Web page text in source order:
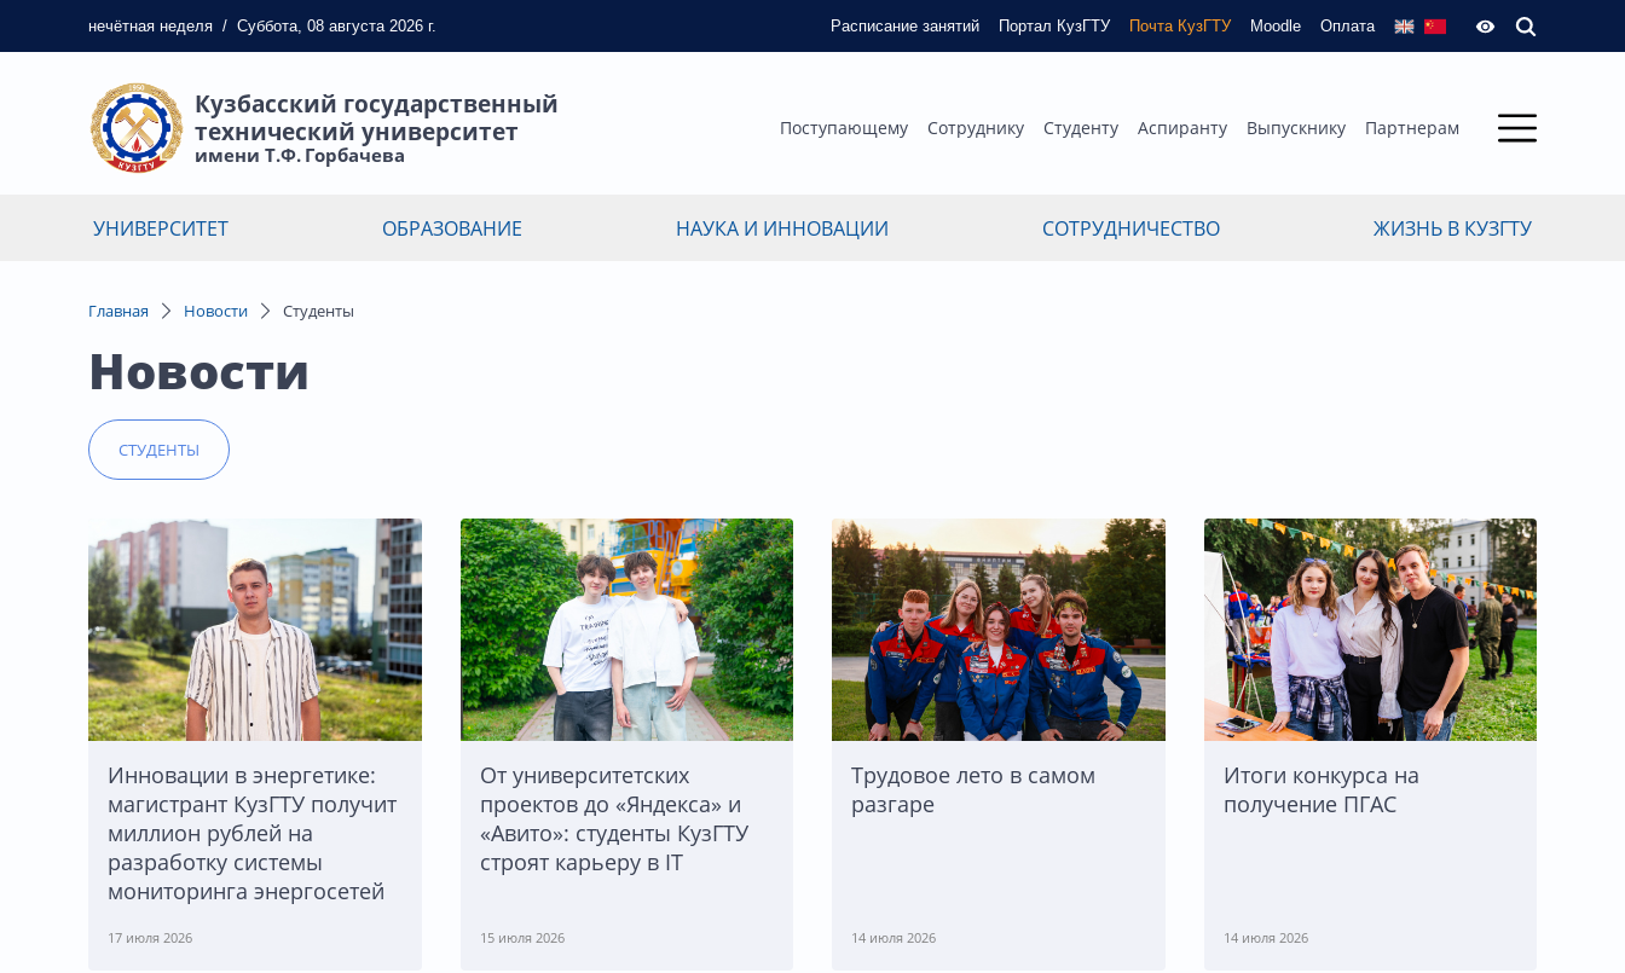
нечётная неделя / Суббота, 08 августа 2026 г. Расписание занятий Портал КузГТУ Почта КузГТУ Moodle Оплата
Кузбасский государственный
технический университет
имени Т.Ф. Горбачева
Поступающему Сотруднику Студенту Аспиранту Выпускнику Партнерам
УНИВЕРСИТЕТ ОБРАЗОВАНИЕ НАУКА И ИННОВАЦИИ СОТРУДНИЧЕСТВО ЖИЗНЬ В КУЗГТУ
Главная Новости Студенты
Новости
СТУДЕНТЫ
Инновации в энергетике:
магистрант КузГТУ получит
миллион рублей на
разработку системы
мониторинга энергосетей
17 июля 2026
От университетских
проектов до «Яндекса» и
«Авито»: студенты КузГТУ
строят карьеру в IT
15 июля 2026
Трудовое лето в самом
разгаре
14 июля 2026
Итоги конкурса на
получение ПГАС
14 июля 2026